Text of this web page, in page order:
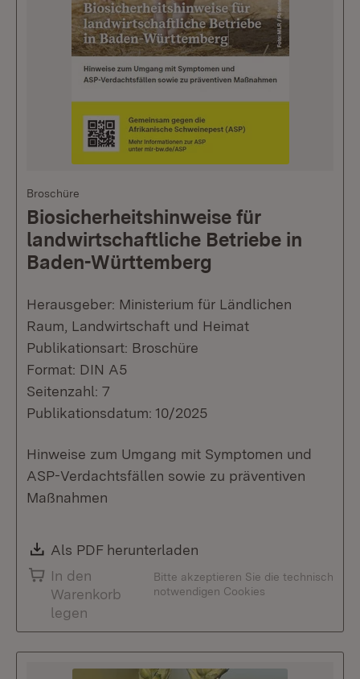
Broschüre
Biosicherheitshinweise für
landwirtschaftliche Betriebe in
Baden-Württemberg
Herausgeber: Ministerium für Ländlichen
Raum, Landwirtschaft und Heimat
Publikationsart: Broschüre
Format: DIN A5
Seitenzahl: 7
Publikationsdatum: 10/2025
Hinweise zum Umgang mit Symptomen und
ASP-Verdachtsfällen sowie zu präventiven
Maßnahmen
Download:
Als PDF herunterladen
In den
Warenkorb
legen
Bitte akzeptieren Sie die technisch
notwendigen Cookies